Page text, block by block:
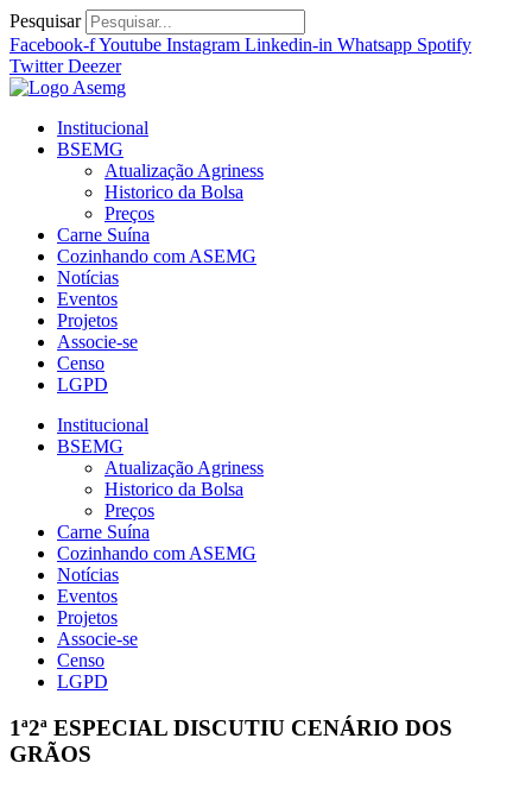
Ir
para
o
conteúdo
Pesquisar
Facebook-fYoutube Instagram Linkedin-in Whatsapp Spotify
Twitter Deezer
Institucional
BSEMG
Atualização Agriness
Historico da Bolsa
Preços
Carne Suína
Cozinhando com ASEMG
Notícias
Eventos
Projetos
Associe-se
Censo
LGPD
Institucional
BSEMG
Atualização Agriness
Historico da Bolsa
Preços
Carne Suína
Cozinhando com ASEMG
Notícias
Eventos
Projetos
Associe-se
Censo
LGPD
1ª2ª ESPECIAL DISCUTIU CENÁRIO DOS
GRÃOS